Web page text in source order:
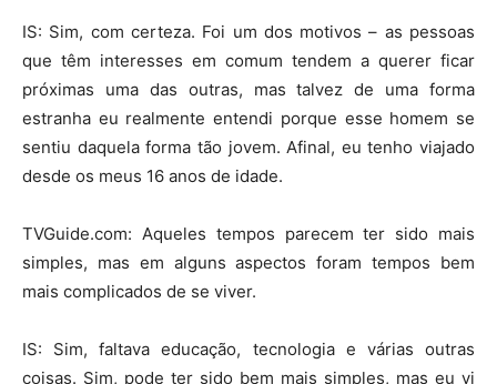
IS: Sim, com certeza. Foi um dos motivos – as pessoas
que têm interesses em comum tendem a querer ficar
próximas uma das outras, mas talvez de uma forma
estranha eu realmente entendi porque esse homem se
sentiu daquela forma tão jovem. Afinal, eu tenho viajado
desde os meus 16 anos de idade.
TVGuide.com: Aqueles tempos parecem ter sido mais
simples, mas em alguns aspectos foram tempos bem
mais complicados de se viver.
IS: Sim, faltava educação, tecnologia e várias outras
coisas. Sim, pode ter sido bem mais simples, mas eu vi